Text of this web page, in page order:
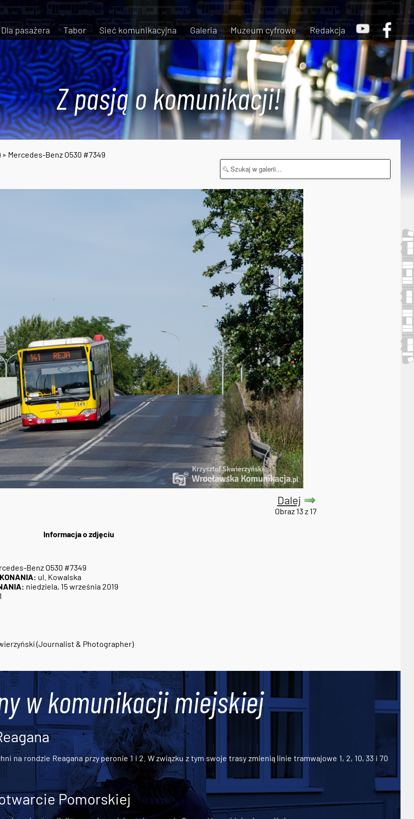
Dla pasażera Tabor Sieć komunikacyjna Galeria Muzeum cyfrowe Redakcja
Z pasją o komunikacji!
» Mercedes-Benz O530 #7349
Dalej
Obraz 13 z 17
Informacja o zdjęciu
Benz O530 #7349
ul. Kowalska
niedziela, 15 września 2019
(Journalist & Photographer)
w komunikacji miejskiej
na rondzie Reagana przy peronie 1 i 2. W związku z tym swoje trasy zmienią linie tramwajowe 1, 2, 10, 33 i 70
Pomorskiej